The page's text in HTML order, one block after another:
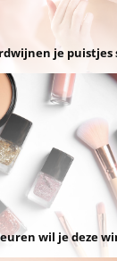
je puistjes
wil je deze